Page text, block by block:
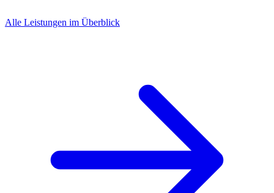
Alle Leistungen im Überblick